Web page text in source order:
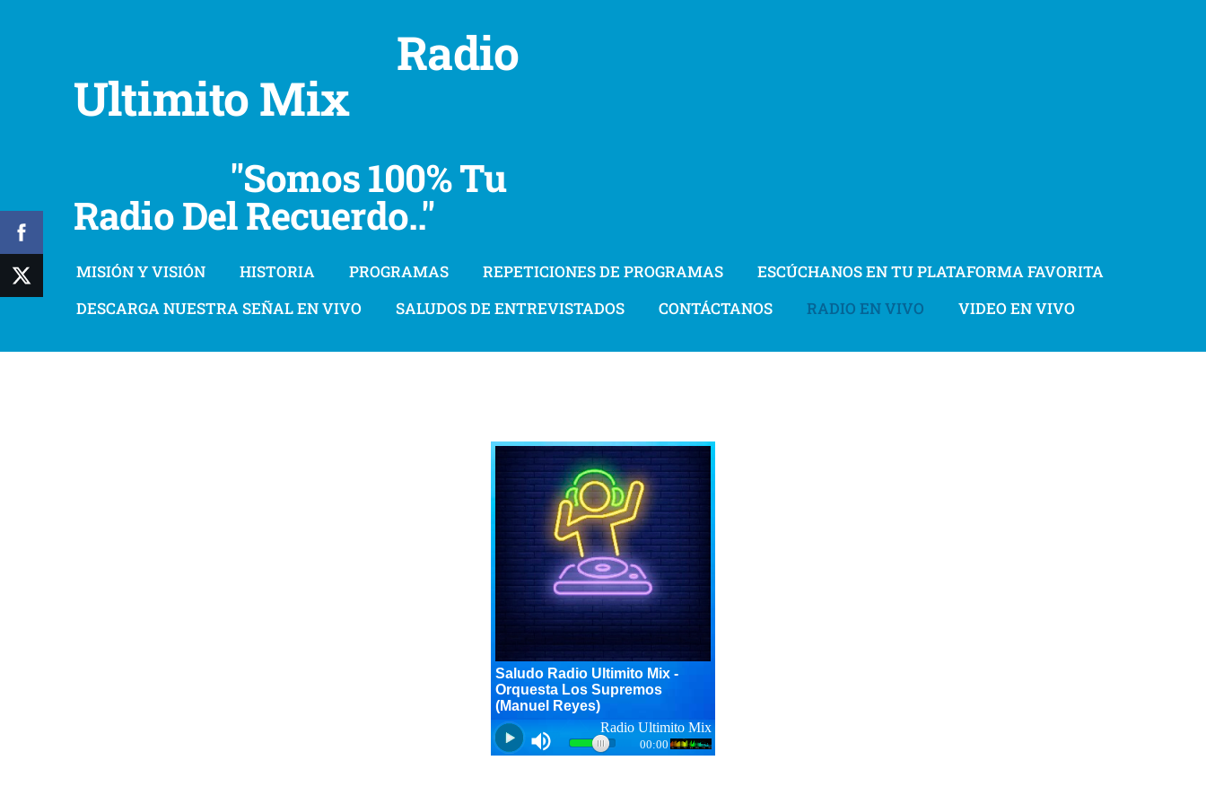
Radio
Ultimito Mix
"Somos 100% Tu
Radio Del Recuerdo.."
MISIÓN Y VISIÓN HISTORIA PROGRAMAS REPETICIONES DE PROGRAMAS
ESCÚCHANOS EN TU PLATAFORMA FAVORITA
DESCARGA NUESTRA SEÑAL EN VIVO
SALUDOS DE ENTREVISTADOS CONTÁCTANOS RADIO EN VIVO VIDEO EN VIVO